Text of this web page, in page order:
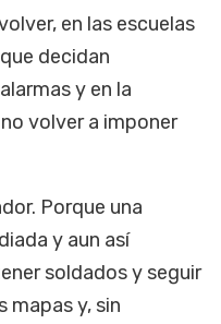
en las escuelas
decidan
y en la
volver a imponer
Porque una
y aun así
soldados y seguir
mapas y, sin